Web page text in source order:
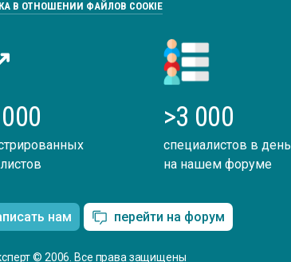
В ОТНОШЕНИИ ФАЙЛОВ COOKIE
>3 000
специалистов в день
на нашем форуме
нам перейти на форум
© 2006. Все права защищены